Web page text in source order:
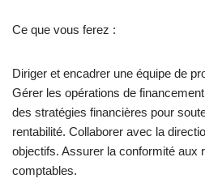
Ce que vous ferez :
Diriger et encadrer une équipe de
Gérer les opérations de
des stratégies financières pour
rentabilité. Collaborer avec la
objectifs. Assurer la conformité aux
comptables.